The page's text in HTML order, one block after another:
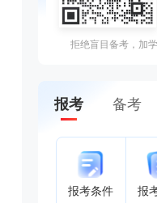
拒绝盲目备考，加
报考 备考
报考条件 报